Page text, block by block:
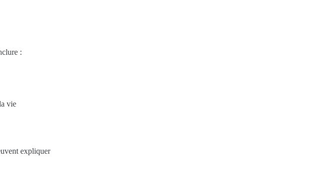
:
vie
expliquer